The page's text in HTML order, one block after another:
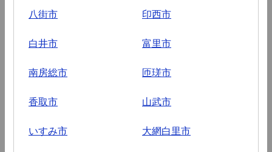
八街市 印西市
白井市 富里市
南房総市 匝瑳市
香取市 山武市
いすみ市 大網白里市